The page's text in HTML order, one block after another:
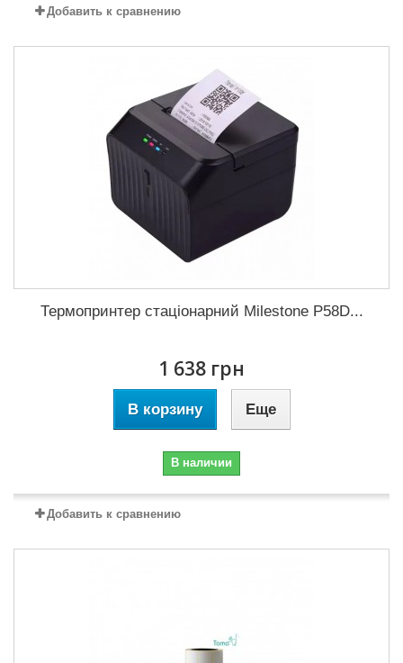
Добавить к сравнению
Термопринтер стаціонарний Milestone P58D...
1 638 грн
В корзину Еще
В наличии
Добавить к сравнению